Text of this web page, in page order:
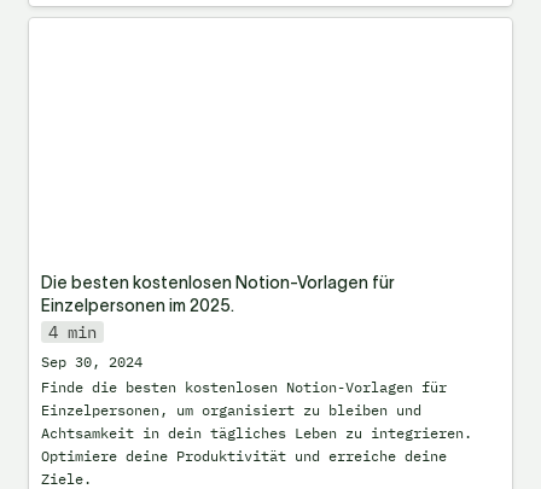
Die besten kostenlosen Notion-Vorlagen für
Einzelpersonen im 2025.
4 min
Sep 30, 2024
Finde die besten kostenlosen Notion-Vorlagen für
Einzelpersonen, um organisiert zu bleiben und
Achtsamkeit in dein tägliches Leben zu integrieren.
Optimiere deine Produktivität und erreiche deine
Ziele.